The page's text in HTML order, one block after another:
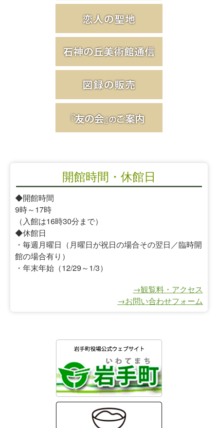
開館時間・休館日
◆開館時間
9時～17時
（入館は16時30分まで）
◆休館日
・毎週月曜日（月曜日が祝日の場合その翌日／臨時開
館の場合有り）
・年末年始（12/29～1/3）
→観覧料・アクセス
→お問い合わせフォーム